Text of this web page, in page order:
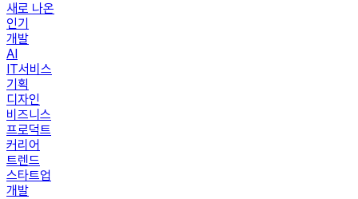
새로 나온
인기
개발
AI
IT서비스
기획
디자인
비즈니스
프로덕트
커리어
트렌드
스타트업
개발